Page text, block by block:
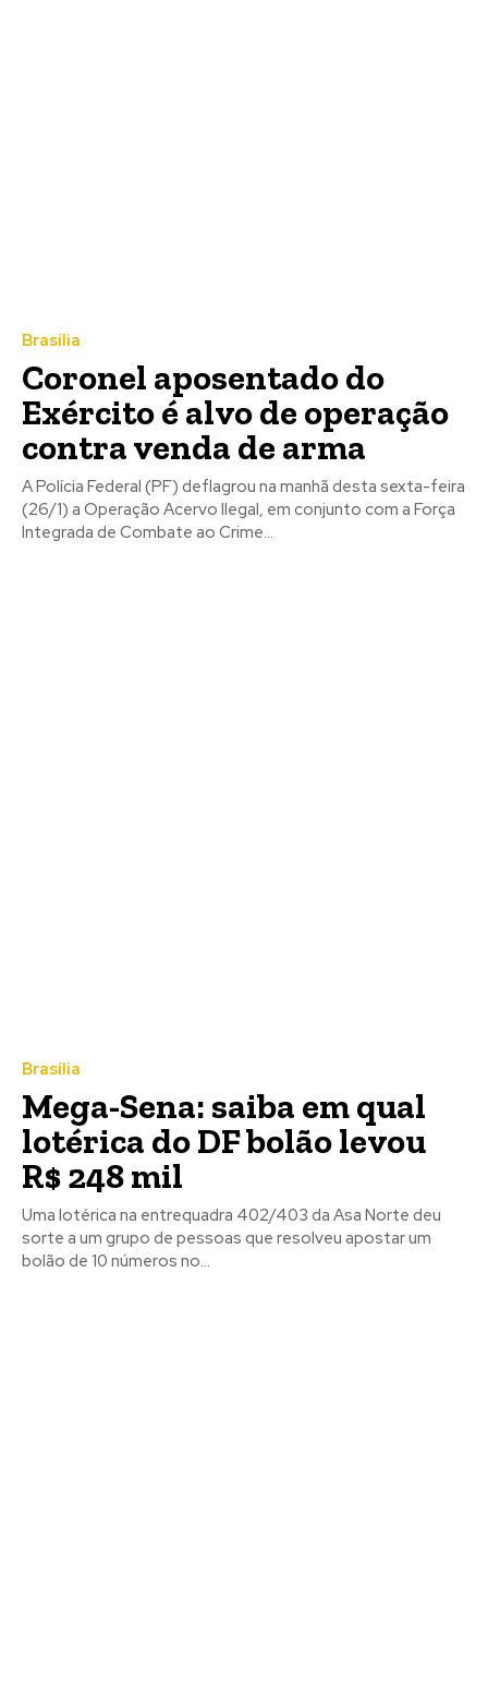
Brasília
Coronel aposentado do
Exército é alvo de operação
contra venda de arma
A Polícia Federal (PF) deflagrou na manhã desta sexta-feira
(26/1) a Operação Acervo Ilegal, em conjunto com a Força
Integrada de Combate ao Crime...
Brasília
Mega-Sena: saiba em qual
lotérica do DF bolão levou
R$ 248 mil
Uma lotérica na entrequadra 402/403 da Asa Norte deu
sorte a um grupo de pessoas que resolveu apostar um
bolão de 10 números no...